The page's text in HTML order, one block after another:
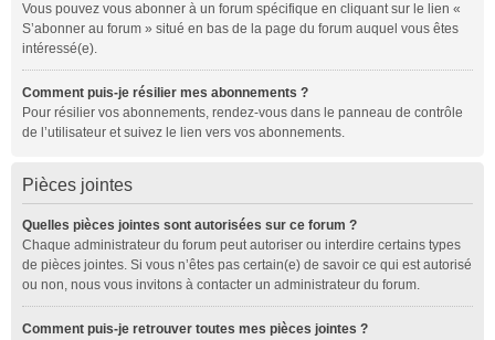
Vous pouvez vous abonner à un forum spécifique en cliquant sur le lien «
S’abonner au forum » situé en bas de la page du forum auquel vous êtes
intéressé(e).
Comment puis-je résilier mes abonnements ?
Pour résilier vos abonnements, rendez-vous dans le panneau de contrôle
de l’utilisateur et suivez le lien vers vos abonnements.
Pièces jointes
Quelles pièces jointes sont autorisées sur ce forum ?
Chaque administrateur du forum peut autoriser ou interdire certains types
de pièces jointes. Si vous n’êtes pas certain(e) de savoir ce qui est autorisé
ou non, nous vous invitons à contacter un administrateur du forum.
Comment puis-je retrouver toutes mes pièces jointes ?